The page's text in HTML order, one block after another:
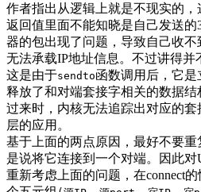
作者指出从逻辑上就是不现实的，
返回值里面不能知晓是自己发送
器的包出现了问题，导致自己收
无法承载IP地址信息。不过讲得并
这是由于sendto函数调用后，它
释放了和对端套接字相关的数据
过来时，内核无法追踪出对应的
层的应用。
基于上面的两点原因，最好不要
是说将它连接到一个对端。因此对
重新考虑上面的问题，在connect